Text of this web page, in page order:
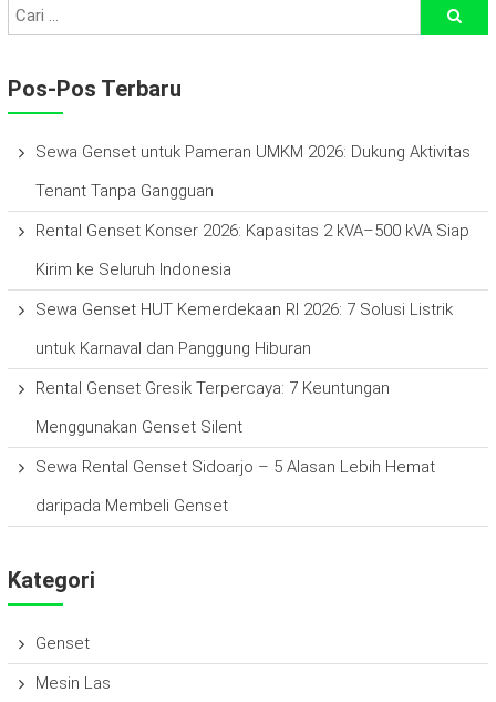
Pos-Pos Terbaru
Sewa Genset untuk Pameran UMKM 2026: Dukung Aktivitas
Tenant Tanpa Gangguan
Rental Genset Konser 2026: Kapasitas 2 kVA–500 kVA Siap
Kirim ke Seluruh Indonesia
Sewa Genset HUT Kemerdekaan RI 2026: 7 Solusi Listrik
untuk Karnaval dan Panggung Hiburan
Rental Genset Gresik Terpercaya: 7 Keuntungan
Menggunakan Genset Silent
Sewa Rental Genset Sidoarjo – 5 Alasan Lebih Hemat
daripada Membeli Genset
Kategori
Genset
Mesin Las